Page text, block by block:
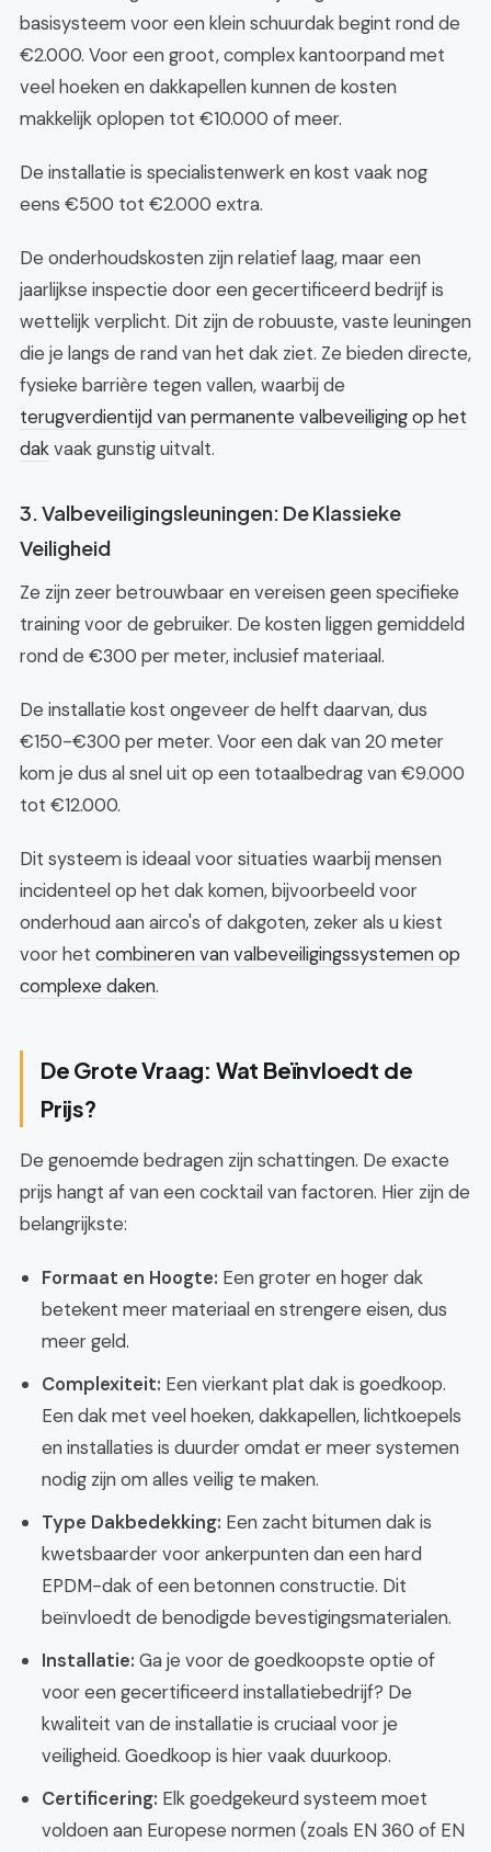
basisysteem voor een klein schuurdak begint rond de
€2.000. Voor een groot, complex kantoorpand met
veel hoeken en dakkapellen kunnen de kosten
makkelijk oplopen tot €10.000 of meer.
De installatie is specialistenwerk en kost vaak nog
eens €500 tot €2.000 extra.
De onderhoudskosten zijn relatief laag, maar een
jaarlijkse inspectie door een gecertificeerd bedrijf is
wettelijk verplicht. Dit zijn de robuuste, vaste leuningen
die je langs de rand van het dak ziet. Ze bieden directe,
fysieke barrière tegen vallen, waarbij de
terugverdientijd van permanente valbeveiliging op het
dakvaak gunstig uitvalt.
3. Valbeveiligingsleuningen: De Klassieke
Veiligheid
Ze zijn zeer betrouwbaar en vereisen geen specifieke
training voor de gebruiker. De kosten liggen gemiddeld
rond de €300 per meter, inclusief materiaal.
De installatie kost ongeveer de helft daarvan, dus
€150-€300 per meter. Voor een dak van 20 meter
kom je dus al snel uit op een totaalbedrag van €9.000
tot €12.000.
Dit systeem is ideaal voor situaties waarbij mensen
incidenteel op het dak komen, bijvoorbeeld voor
onderhoud aan airco's of dakgoten, zeker als u kiest
voor het combineren van valbeveiligingssystemen op
complexe daken.
De Grote Vraag: Wat Beïnvloedt de
Prijs?
De genoemde bedragen zijn schattingen. De exacte
prijs hangt af van een cocktail van factoren. Hier zijn de
belangrijkste:
Formaat en Hoogte: Een groter en hoger dak
betekent meer materiaal en strengere eisen, dus
meer geld.
Complexiteit: Een vierkant plat dak is goedkoop.
Een dak met veel hoeken, dakkapellen, lichtkoepels
en installaties is duurder omdat er meer systemen
nodig zijn om alles veilig te maken.
Type Dakbedekking: Een zacht bitumen dak is
kwetsbaarder voor ankerpunten dan een hard
EPDM-dak of een betonnen constructie. Dit
beïnvloedt de benodigde bevestigingsmaterialen.
Installatie: Ga je voor de goedkoopste optie of
voor een gecertificeerd installatiebedrijf? De
kwaliteit van de installatie is cruciaal voor je
veiligheid. Goedkoop is hier vaak duurkoop.
Certificering: Elk goedgekeurd systeem moet
voldoen aan Europese normen (zoals EN 360 of EN